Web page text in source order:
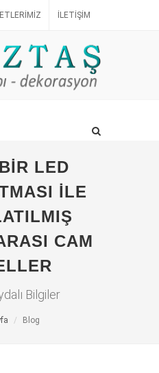
İLETIŞIM
LED
İLE
CAM
Bilgiler
Blog